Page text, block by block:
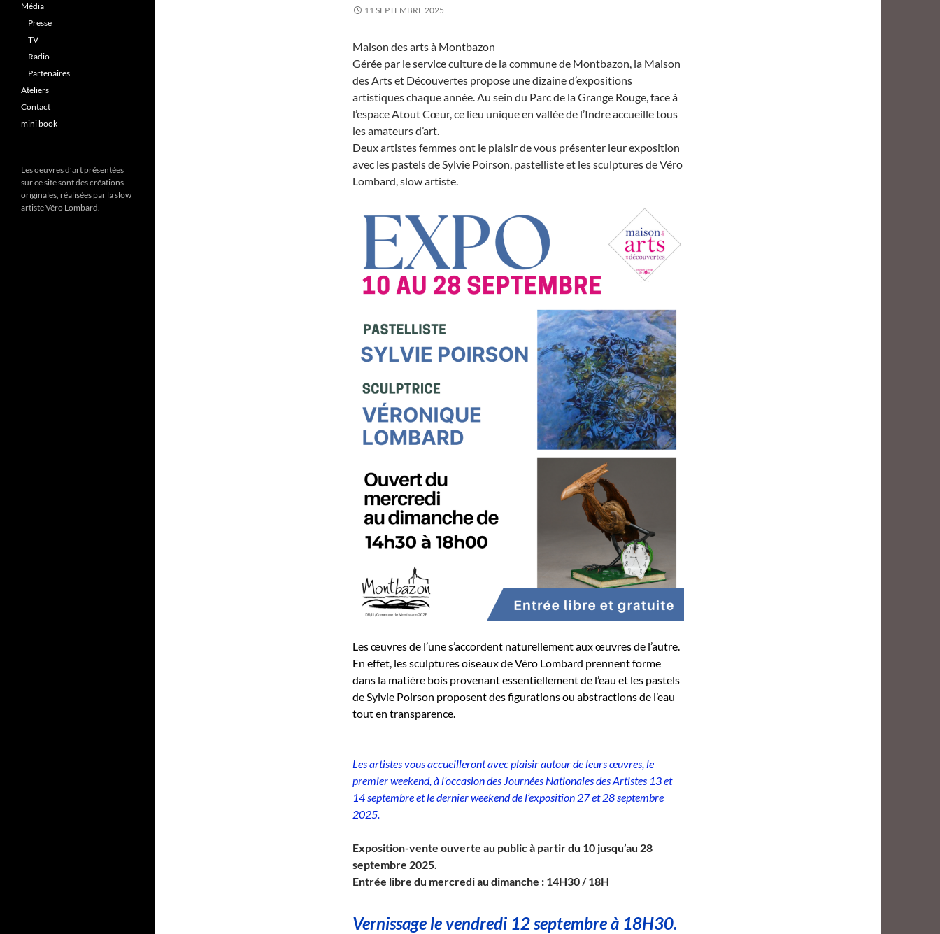
11 SEPTEMBRE 2025
Maison des arts à Montbazon
Gérée par le service culture de la commune de Montbazon, la Maison
des Arts et Découvertes propose une dizaine d’expositions
artistiques chaque année. Au sein du Parc de la Grange Rouge, face à
l’espace Atout Cœur, ce lieu unique en vallée de l’Indre accueille tous
les amateurs d’art.
Deux artistes femmes ont le plaisir de vous présenter leur exposition
avec les pastels de Sylvie Poirson, pastelliste et les sculptures de Véro
Lombard, slow artiste.
Les œuvres de l’une s’accordent naturellement aux œuvres de l’autre.
En effet, les sculptures oiseaux de Véro Lombard prennent forme
dans la matière bois provenant essentiellement de l’eau et les pastels
de Sylvie Poirson proposent des figurations ou abstractions de l’eau
tout en transparence.
Les artistes vous accueilleront avec plaisir autour de leurs œuvres, le
premier weekend, à l’occasion des Journées Nationales des Artistes 13 et
14 septembre et le dernier weekend de l’exposition 27 et 28 septembre
2025.
Exposition-vente ouverte au public à partir du 10 jusqu’au 28
septembre 2025.
Entrée libre du mercredi au dimanche : 14H30 / 18H
Vernissage le vendredi 12 septembre à 18H30.
Média
Presse
TV
Radio
Partenaires
Ateliers
Contact
mini book
Les oeuvres d’art présentées
sur ce site sont des créations
originales, réalisées par la slow
artiste Véro Lombard.